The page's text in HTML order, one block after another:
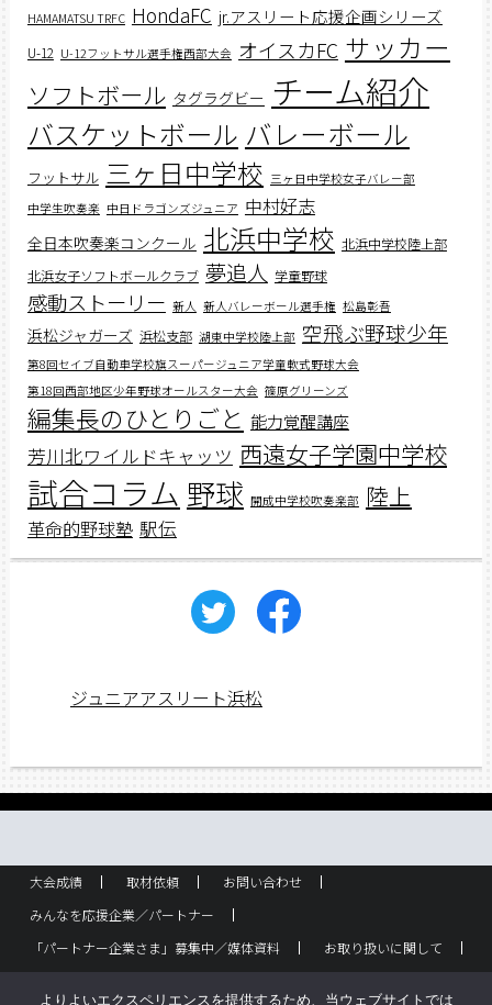
HAMAMATSU TRFC HondaFC jr.アスリート応援企画シリーズ
U-12 U-12フットサル選手権西部大会 オイスカFC サッカー
ソフトボール タグラグビー チーム紹介
バスケットボール バレーボール
フットサル 三ヶ日中学校 三ヶ日中学校女子バレー部
中学生吹奏楽 中日ドラゴンズジュニア 中村好志
全日本吹奏楽コンクール 北浜中学校 北浜中学校陸上部
北浜女子ソフトボールクラブ 夢追人 学童野球
感動ストーリー 新人 新人バレーボール選手権 松島彰吾
浜松ジャガーズ 浜松支部 湖東中学校陸上部 空飛ぶ野球少年
第8回セイブ自動車学校旗スーパージュニア学童軟式野球大会
第18回西部地区少年野球オールスター大会 篠原グリーンズ
編集長のひとりごと 能力覚醒講座
芳川北ワイルドキャッツ 西遠女子学園中学校
試合コラム 野球 開成中学校吹奏楽部 陸上
革命的野球塾 駅伝
ジュニアアスリート浜松
大会成績 取材依頼
お問い合わせ
みんなを応援企業／パートナー
「パートナー企業さま」募集中／媒体資料
お取り扱いに関して
よりよいエクスペリエンスを提供するため、当ウェブサイトでは